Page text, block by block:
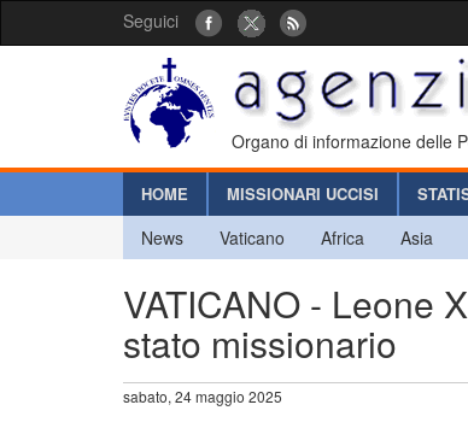
Seguici
Organo di informazione delle
HOME MISSIONARI UCCISI
News Vaticano Africa Asia
VATICANO - Leone
stato missionario
sabato, 24 maggio 2025